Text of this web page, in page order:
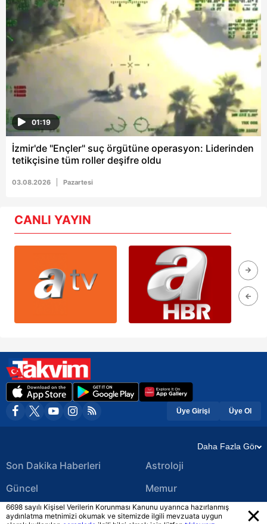
01:19
İzmir'de "Ençler" suç örgütüne operasyon: Liderinden
tetikçisine tüm roller deşifre oldu
03.08.2026 Pazartesi
CANLI YAYIN
Üye Girişi Üye Ol
Daha Fazla Gör
Son Dakika Haberleri
Güncel
Ekonomi Haberleri
Astroloji
Memur
Yerel Haberler
6698 sayılı Kişisel Verilerin Korunması Kanunu uyarınca hazırlanmış
aydınlatma metnimizi okumak ve sitemizde ilgili mevzuata uygun